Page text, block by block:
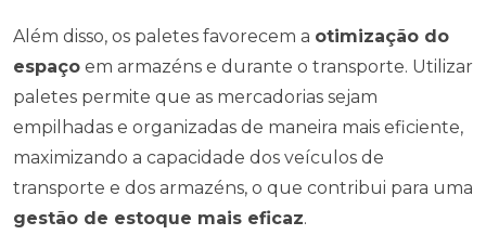
Além disso, os paletes favorecem a otimização do
espaço em armazéns e durante o transporte. Utilizar
paletes permite que as mercadorias sejam
empilhadas e organizadas de maneira mais eficiente,
maximizando a capacidade dos veículos de
transporte e dos armazéns, o que contribui para uma
gestão de estoque mais eficaz.